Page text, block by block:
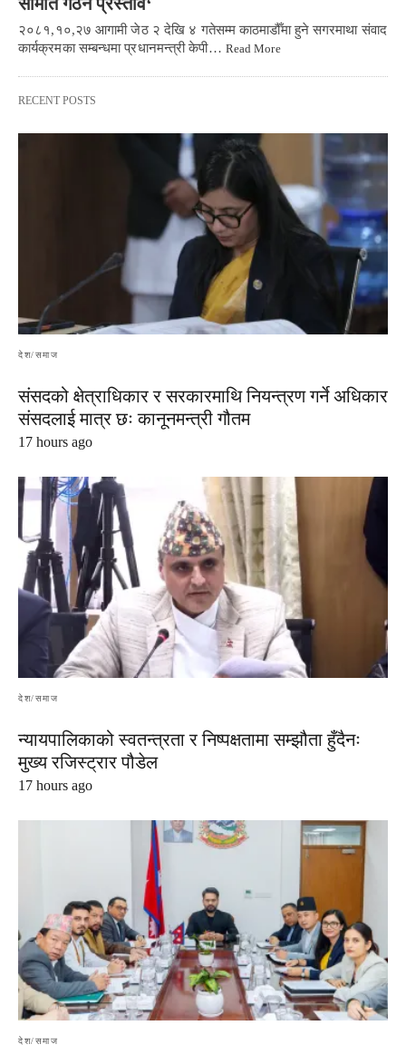
२०८१,१०,२७ आगामी जेठ २ देखि ४ गतेसम्म काठमाडौँमा हुने सगरमाथा संवाद
कार्यक्रमका सम्बन्धमा प्रधानमन्त्री केपी… Read More
RECENT POSTS
देश/समाज
संसदको क्षेत्राधिकार र सरकारमाथि नियन्त्रण गर्ने अधिकार
संसदलाई मात्र छः कानूनमन्त्री गौतम
17 hours ago
देश/समाज
न्यायपालिकाको स्वतन्त्रता र निष्पक्षतामा सम्झौता हुँदैनः
मुख्य रजिस्ट्रार पौडेल
17 hours ago
देश/समाज